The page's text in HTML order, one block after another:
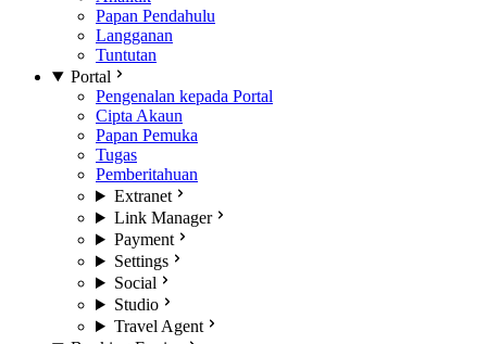
Papan Pendahulu
Langganan
Tuntutan
Portal
Pengenalan kepada Portal
Cipta Akaun
Papan Pemuka
Tugas
Pemberitahuan
Extranet
Link Manager
Payment
Settings
Social
Studio
Travel Agent